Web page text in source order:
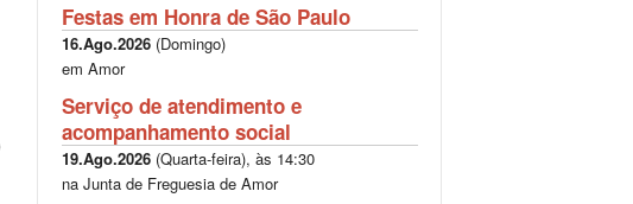
Festas em Honra de São Paulo
16.Ago.2026(Domingo)
em Amor
Serviço de atendimento e
acompanhamento social
19.Ago.2026(Quarta-feira), às 14:30
na Junta de Freguesia de Amor